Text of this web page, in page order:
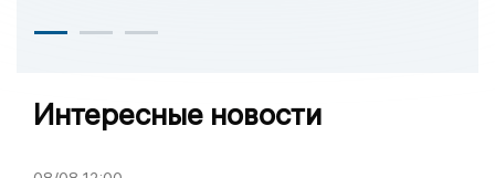
Интересные новости